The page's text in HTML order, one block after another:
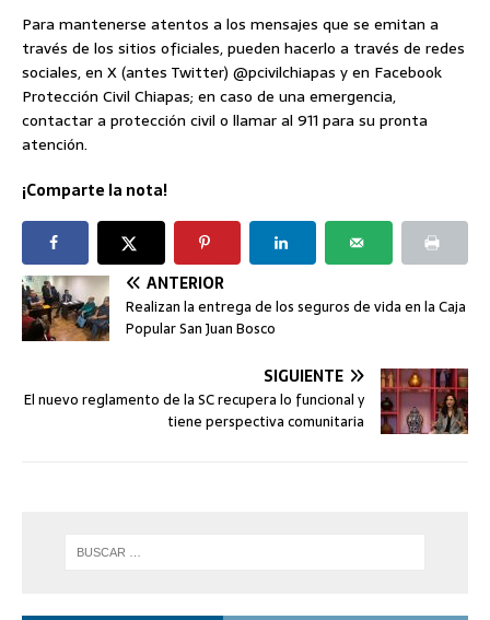
Para mantenerse atentos a los mensajes que se emitan a
través de los sitios oficiales, pueden hacerlo a través de redes
sociales, en X (antes Twitter) @pcivilchiapas y en Facebook
Protección Civil Chiapas; en caso de una emergencia,
contactar a protección civil o llamar al 911 para su pronta
atención.
¡Comparte la nota!
ANTERIOR
Realizan la entrega de los seguros de vida en la Caja
Popular San Juan Bosco
SIGUIENTE
El nuevo reglamento de la SC recupera lo funcional y
tiene perspectiva comunitaria